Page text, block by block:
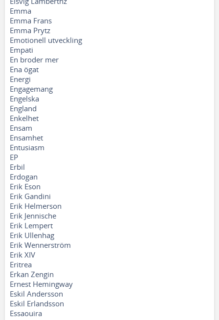
Emma
Emma Frans
Emma Prytz
Emotionell utveckling
Empati
En broder mer
Ena ögat
Energi
Engagemang
Engelska
England
Enkelhet
Ensam
Ensamhet
Entusiasm
EP
Erbil
Erdogan
Erik Eson
Erik Gandini
Erik Helmerson
Erik Jennische
Erik Lempert
Erik Ullenhag
Erik Wennerström
Erik XIV
Eritrea
Erkan Zengin
Ernest Hemingway
Eskil Andersson
Eskil Erlandsson
Essaouira